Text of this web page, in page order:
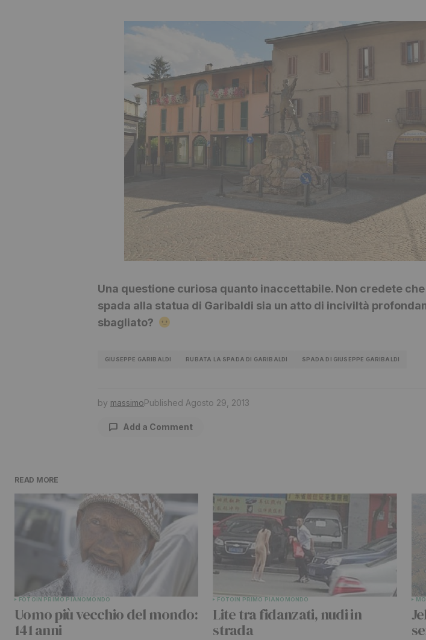
Una questione curiosa quanto inaccettabile. Non credete
spada alla statua di Garibaldi sia un atto di inciviltà
sbagliato?
GIUSEPPE GARIBALDI RUBATA LA SPADA DI GARIBALDI SPADA DI GIUSEPPE GARIBALDI
by massimoPublished Agosto 29, 2013
Add a Comment
contrassegnati*
Comment*
Your E-mail
READ MORE
FOTOIN PRIMO PIANOMONDO
Uomo più vecchio del mondo:
141 anni
FOTOIN PRIMO PIANO MONDO
Lite tra fidanzati, nudi in
strada